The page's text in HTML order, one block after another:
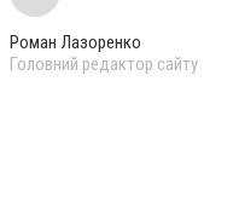
Роман Лазоренко
Головний редактор сайту